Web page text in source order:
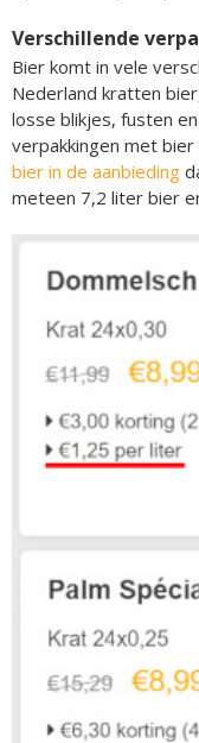
Verschillende
Bier komt in vele
Nederland kratten
losse blikjes, fusten
verpakkingen met
bier in de aanbieding
meteen 7,2 liter bier